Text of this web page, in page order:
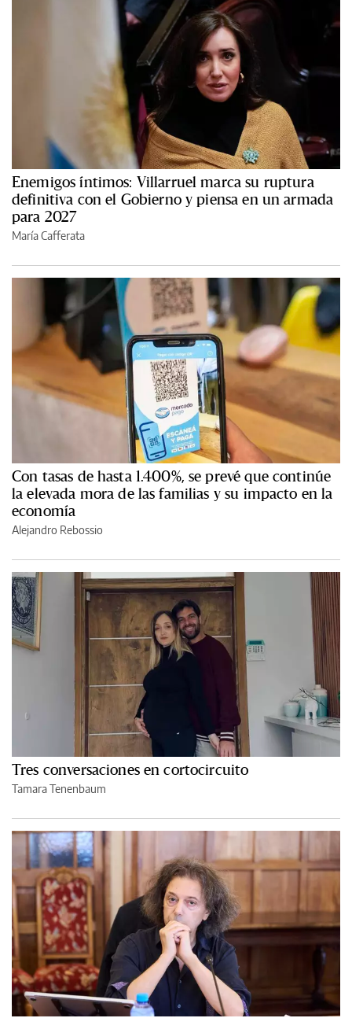
Enemigos íntimos: Villarruel marca su ruptura
definitiva con el Gobierno y piensa en un armada
para 2027
María Cafferata
Con tasas de hasta 1.400%, se prevé que continúe
la elevada mora de las familias y su impacto en la
economía
Alejandro Rebossio
Tres conversaciones en cortocircuito
Tamara Tenenbaum